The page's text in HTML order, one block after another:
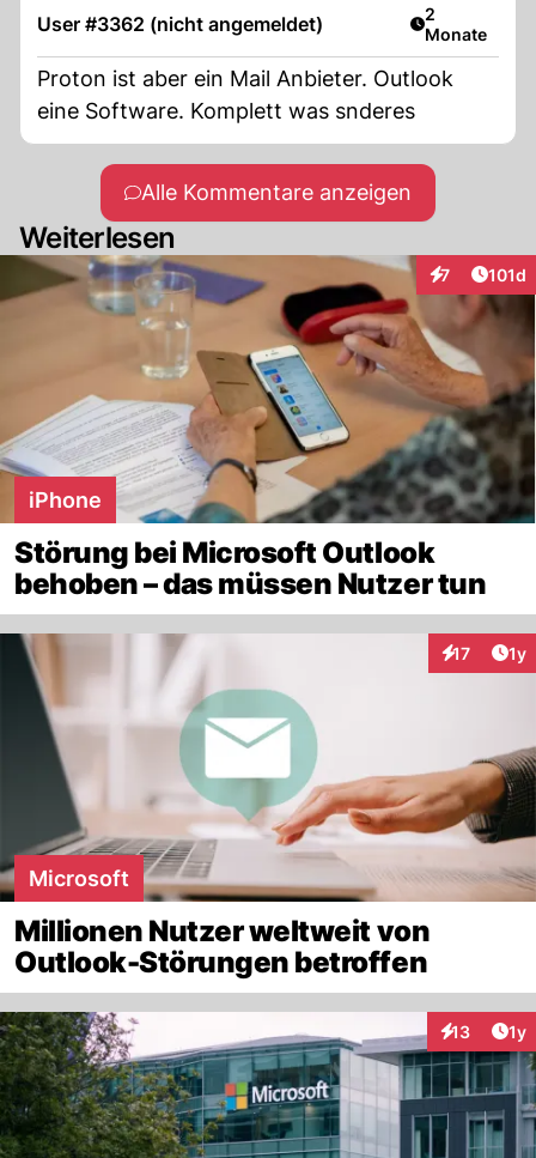
User #3362 (nicht angemeldet) Artikel
2
Monate
Proton ist aber ein Mail Anbieter. Outlook
eine Software. Komplett was snderes
Alle Kommentare anzeigen
Weiterlesen
7
Interaktionen
101d
iPhone
Störung bei Microsoft Outlook
behoben – das müssen Nutzer tun
17 1y
Microsoft
Millionen Nutzer weltweit von
Outlook-Störungen betroffen
13 1y